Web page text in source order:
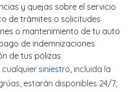
y quejas sobre el servicio
de trámites o solicitudes
o mantenimiento de tu auto
de indemnizaciones
de tus pólizas
siniestro , incluida la
estarán disponibles 24/7;